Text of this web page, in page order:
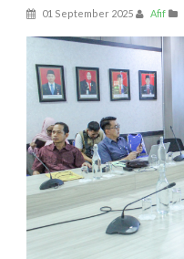
01 September 2025 Afif